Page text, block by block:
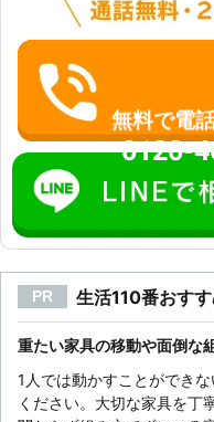
無料で電
0120-
PR 生活110番おす
重たい家具の移動や面倒な
1人では動かすことができ
ください。大切な家具を丁